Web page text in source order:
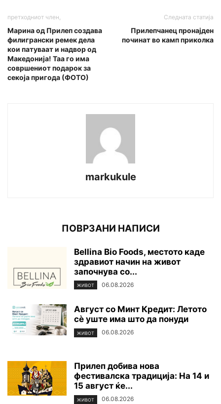
претходниот член,
Марина од Прилеп создава
филигрански ремек дела
кои патуваат и надвор од
Македонија! Таа го има
совршениот подарок за
секоја пригода (ФОТО)
Следната статија
Прилепчанец пронајден
починат во камп приколка
markukule
ПОВРЗАНИ НАПИСИ
Bellina Bio Foods, местото каде
здравиот начин на живот
започнува со...
ЖИВОТ 06.08.2026
Август со Минт Кредит: Летото
сè уште има што да понуди
ЖИВОТ 06.08.2026
Прилеп добива нова
фестивалска традиција: На 14 и
15 август ќе...
ЖИВОТ 06.08.2026